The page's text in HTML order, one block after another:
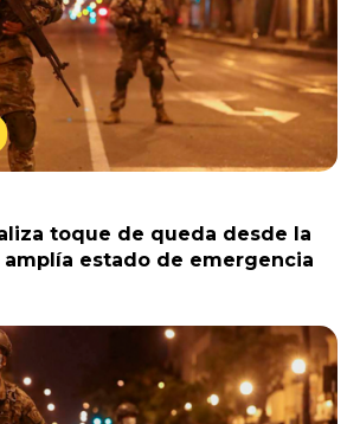
toque de queda desde la
estado de emergencia